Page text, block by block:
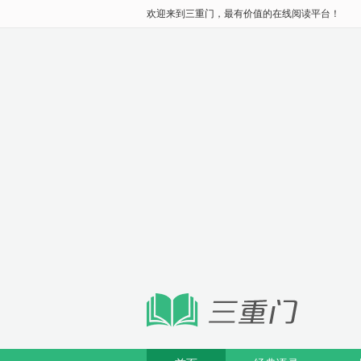
欢迎来到三重门，最有价值的在线阅读平台！